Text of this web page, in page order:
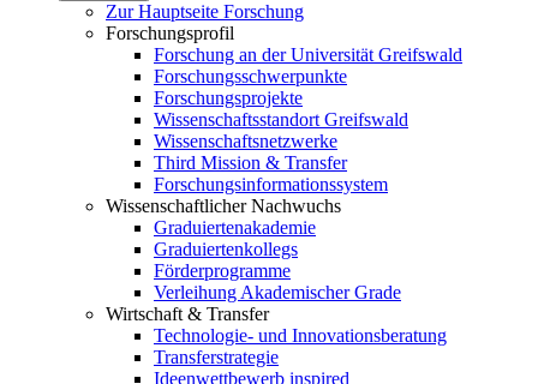
Zur Hauptseite Forschung
Forschungsprofil
Forschung an der Universität Greifswald
Forschungsschwerpunkte
Forschungsprojekte
Wissenschaftsstandort Greifswald
Wissenschaftsnetzwerke
Third Mission & Transfer
Forschungsinformationssystem
Wissenschaftlicher Nachwuchs
Graduiertenakademie
Graduiertenkollegs
Förderprogramme
Verleihung Akademischer Grade
Wirtschaft & Transfer
Technologie- und Innovationsberatung
Transferstrategie
Ideenwettbewerb inspired